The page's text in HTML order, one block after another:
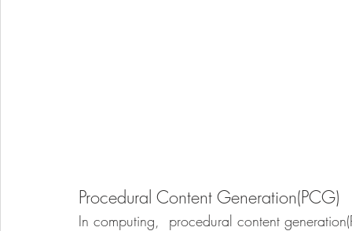
Procedural Content Generation(PCG)
In computing,  procedural content